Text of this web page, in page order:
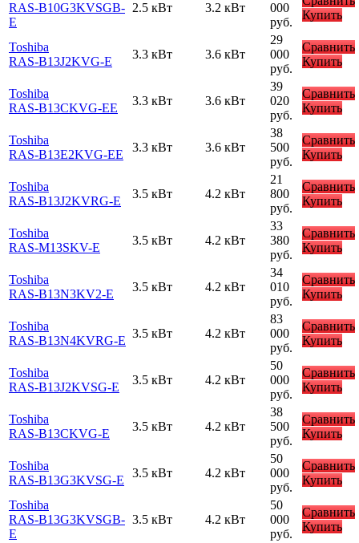
RAS-B10G3KVSGB-
E
2.5 кВт 3.2 кВт
000
руб.
Купить
Toshiba
RAS-B13J2KVG-E
3.3 кВт 3.6 кВт
29
000
руб.
Сравнить
Купить
Toshiba
RAS-B13CKVG-EE
3.3 кВт 3.6 кВт
39
020
руб.
Сравнить
Купить
Toshiba
RAS-B13E2KVG-EE
3.3 кВт 3.6 кВт
38
500
руб.
Сравнить
Купить
Toshiba
RAS-B13J2KVRG-E
3.5 кВт 4.2 кВт
21
800
руб.
Сравнить
Купить
Toshiba
RAS-M13SKV-E
3.5 кВт 4.2 кВт
33
380
руб.
Сравнить
Купить
Toshiba
RAS-B13N3KV2-E
3.5 кВт 4.2 кВт
34
010
руб.
Сравнить
Купить
Toshiba
RAS-B13N4KVRG-E
3.5 кВт 4.2 кВт
83
000
руб.
Сравнить
Купить
Toshiba
RAS-B13J2KVSG-E
3.5 кВт 4.2 кВт
50
000
руб.
Сравнить
Купить
Toshiba
RAS-B13CKVG-E
3.5 кВт 4.2 кВт
38
500
руб.
Сравнить
Купить
Toshiba
RAS-B13G3KVSG-E
3.5 кВт 4.2 кВт
50
000
руб.
Сравнить
Купить
Toshiba
RAS-B13G3KVSGB-
E
3.5 кВт 4.2 кВт
50
000
руб.
Сравнить
Купить